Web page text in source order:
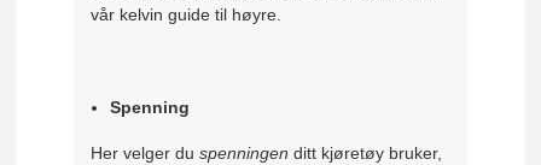
vår kelvin guide til høyre.
Spenning
Her velger du spenningenditt kjøretøy bruker,